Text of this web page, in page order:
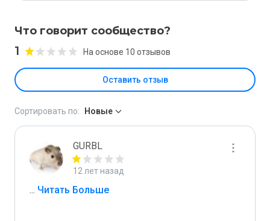
Что говорит сообщество?
1 На основе 10 отзывов
Оставить отзыв
Сортировать по: Новые
GURBL
12 лет назад
... Читать Больше